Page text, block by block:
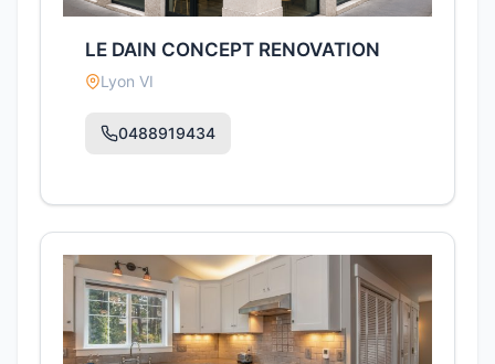
LE DAIN CONCEPT RENOVATION
Lyon VI
0488919434